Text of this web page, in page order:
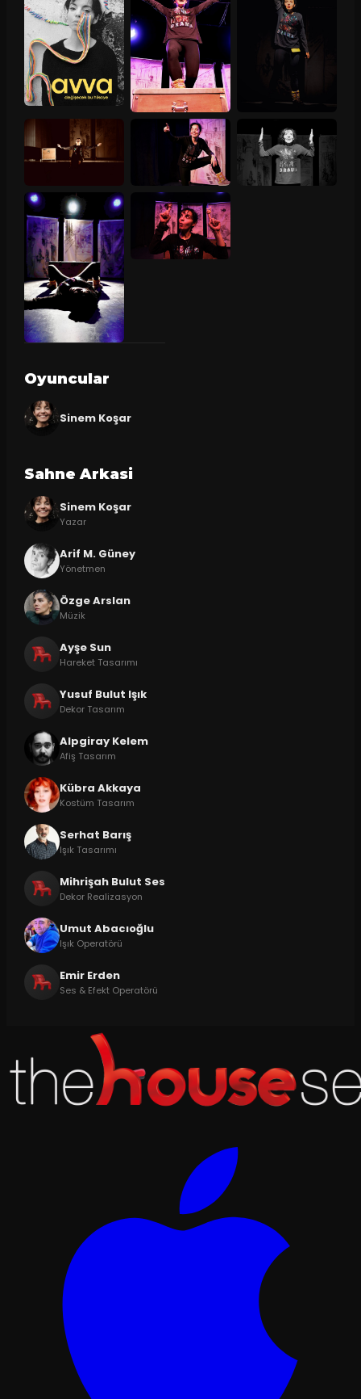
Oyuncular
Sinem Koşar
Sahne Arkasi
Sinem Koşar
Yazar
Arif M. Güney
Yönetmen
Özge Arslan
Müzik
Ayşe Sun
Hareket Tasarımı
Yusuf Bulut Işık
Dekor Tasarım
Alpgiray Kelem
Afiş Tasarım
Kübra Akkaya
Kostüm Tasarım
Serhat Barış
Işık Tasarımı
Mihrişah Bulut Ses
Dekor Realizasyon
Umut Abacıoğlu
Işık Operatörü
Emir Erden
Ses & Efekt Operatörü